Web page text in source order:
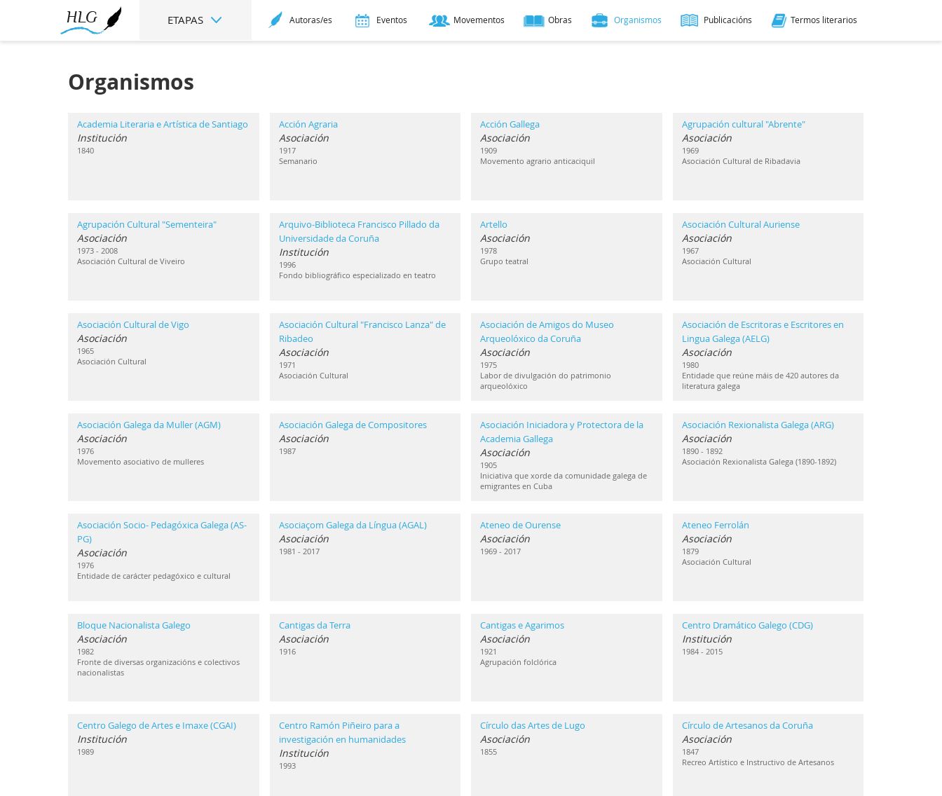
ETAPAS Autoras/es Eventos Movementos Obras Organismos Publicacións Termos literarios
Organismos
Academia Literaria e Artística de Santiago
Institución
1840
Acción Agraria
Asociación
1917
Semanario
Acción Gallega
Asociación
1909
Movemento agrario anticaciquil
Agrupación cultural "Abrente"
Asociación
1969
Asociación Cultural de Ribadavia
Agrupación Cultural "Sementeira"
Asociación
1973 - 2008
Asociación Cultural de Viveiro
Arquivo-Biblioteca Francisco Pillado da
Universidade da Coruña
Institución
1996
Fondo bibliográfico especializado en teatro
Artello
Asociación
1978
Grupo teatral
Asociación Cultural Auriense
Asociación
1967
Asociación Cultural
Asociación Cultural de Vigo
Asociación
1965
Asociación Cultural
Asociación Cultural "Francisco Lanza" de
Ribadeo
Asociación
1971
Asociación Cultural
Asociación de Amigos do Museo
Arqueolóxico da Coruña
Asociación
1975
Labor de divulgación do patrimonio
arqueolóxico
Asociación de Escritoras e Escritores en
Lingua Galega (AELG)
Asociación
1980
Entidade que reúne máis de 420 autores da
literatura galega
Asociación Galega da Muller (AGM)
Asociación
1976
Movemento asociativo de mulleres
Asociación Galega de Compositores
Asociación
1987
Asociación Iniciadora y Protectora de la
Academia Gallega
Asociación
1905
Iniciativa que xorde da comunidade galega de
emigrantes en Cuba
Asociación Rexionalista Galega (ARG)
Asociación
1890 - 1892
Asociación Rexionalista Galega (1890-1892)
Asociación Socio- Pedagóxica Galega (AS-
PG)
Asociación
1976
Entidade de carácter pedagóxico e cultural
Asociaçom Galega da Língua (AGAL)
Asociación
1981 - 2017
Ateneo de Ourense
Asociación
1969 - 2017
Ateneo Ferrolán
Asociación
1879
Asociación Cultural
Bloque Nacionalista Galego
Asociación
1982
Fronte de diversas organizacións e colectivos
nacionalistas
Cantigas da Terra
Asociación
1916
Cantigas e Agarimos
Asociación
1921
Agrupación folclórica
Centro Dramático Galego (CDG)
Institución
1984 - 2015
Centro Galego de Artes e Imaxe (CGAI)
Institución
1989
Centro Ramón Piñeiro para a
investigación en humanidades
Institución
1993
Círculo das Artes de Lugo
Asociación
1855
Círculo de Artesanos da Coruña
Asociación
1847
Recreo Artístico e Instructivo de Artesanos